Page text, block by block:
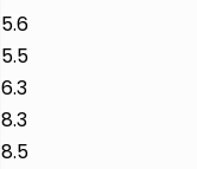
5.6
5.5
6.3
8.3
8.5